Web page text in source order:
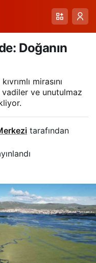
Doğanın
mirasını
ve unutulmaz
tarafından
Paylaş